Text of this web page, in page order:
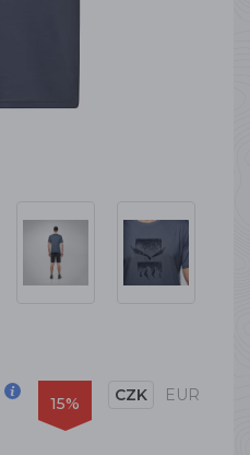
15% CZK EUR